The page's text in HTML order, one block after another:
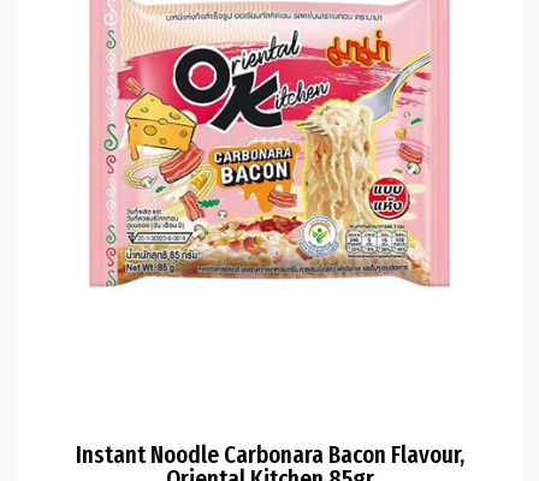
Instant Noodle Carbonara Bacon Flavour,